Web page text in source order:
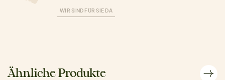
WIR SIND FÜR SIE DA
Ähnliche Produkte